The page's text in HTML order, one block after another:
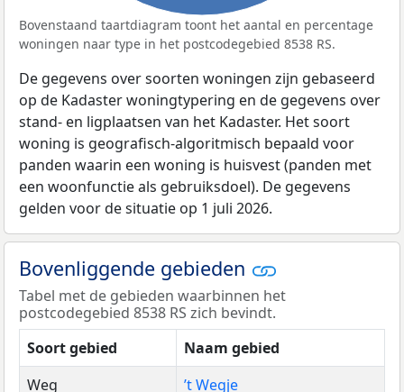
Bovenstaand taartdiagram toont het aantal en percentage
woningen naar type in het postcodegebied 8538 RS.
De gegevens over soorten woningen zijn gebaseerd
op de Kadaster woningtypering en de gegevens over
stand- en ligplaatsen van het Kadaster. Het soort
woning is geografisch-algoritmisch bepaald voor
panden waarin een woning is huisvest (panden met
een woonfunctie als gebruiksdoel). De gegevens
gelden voor de situatie op 1 juli 2026.
Bovenliggende gebieden
Tabel met de gebieden waarbinnen het
postcodegebied 8538 RS zich bevindt.
Soort gebied
Naam gebied
Weg
’t Wegje